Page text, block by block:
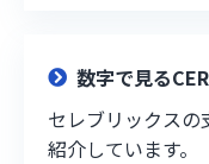
数字で見る
セレブリックス
紹介しています。